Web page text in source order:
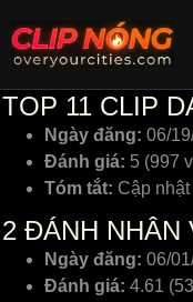
TOP 11 CLIP
Ngày đăng: 06/
Đánh giá: 5 (997
Tóm tắt: Cập
2 ĐÁNH NHÂN
Ngày đăng: 06/
Đánh giá: 4.61